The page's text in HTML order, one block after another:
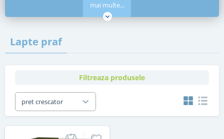
mai multe...
Lapte praf
Filtreaza produsele
pret crescator